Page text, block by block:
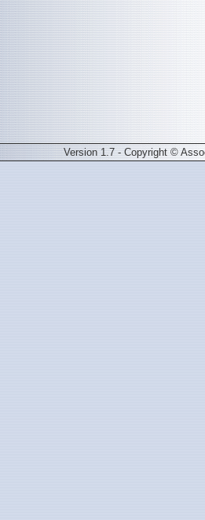
Version 1.7 - Copyright ©